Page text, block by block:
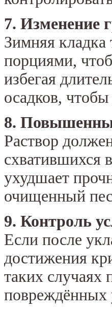
7. Изменение
Зимняя кладка
порциями,
избегая
осадков,
8.
Раствор
схватившихся
ухудшает
очищенный
9. Контроль
Если после
достижения
таких случаях
повреждённых